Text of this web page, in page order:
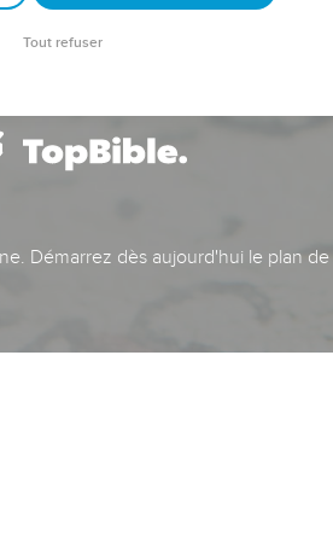
Démarrez dès aujourd'hui le plan
Tout refuser